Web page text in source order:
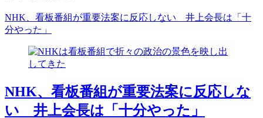
NHK、看板番組が重要法案に反応しない 井上会長は「十
分やった」
NHK、看板番組が重要法案に反応しな
い 井上会長は「十分やった」